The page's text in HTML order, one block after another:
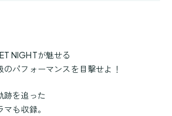
NIGHTが魅せる
パフォーマンスを目撃せよ！
跡を追った
も収録。